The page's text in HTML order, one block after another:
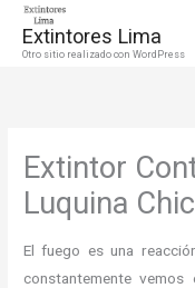
Extintores Lima
Otro sitio realizado con WordPress
Extintor
Luquina
El fuego es una
constantemente